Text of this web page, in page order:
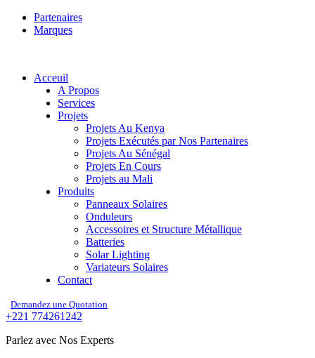
Partenaires
Marques
Acceuil
A Propos
Services
Projets
Projets Au Kenya
Projets Exécutés par Nos Partenaires
Projets Au Sénégal
Projets En Cours
Projets au Mali
Produits
Panneaux Solaires
Onduleurs
Accessoires et Structure Métallique
Batteries
Solar Lighting
Variateurs Solaires
Contact
Demandez une Quotation
+221 774261242
Parlez avec Nos Experts